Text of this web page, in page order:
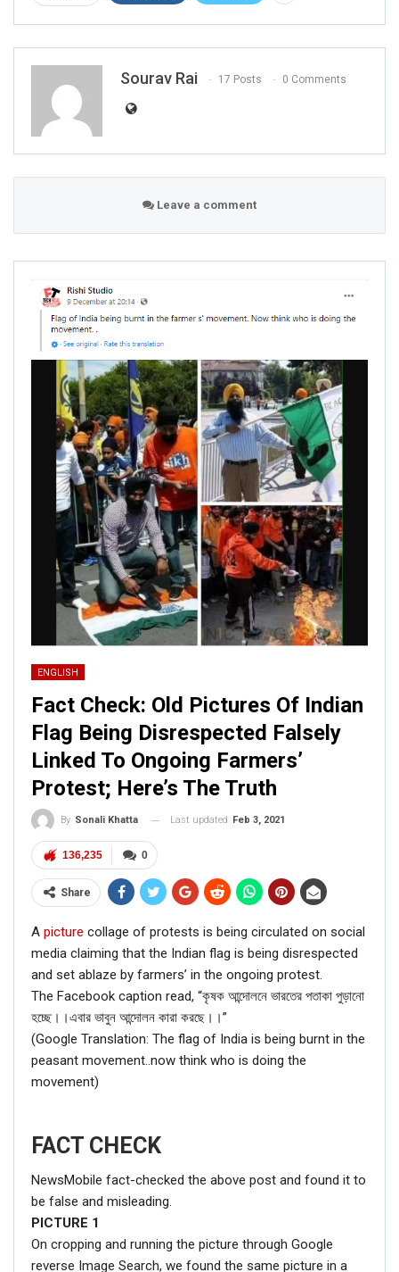
Sourav Rai 17 Posts 0 Comments
Leave a comment
ENGLISH
Fact Check: Old Pictures Of Indian
Flag Being Disrespected Falsely
Linked To Ongoing Farmers’
Protest; Here’s The Truth
By Sonali Khatta Last updated Feb 3, 2021
0
136,235
Share
A picture collage of protests is being circulated on social
media claiming that the Indian flag is being disrespected
and set ablaze by farmers’ in the ongoing protest.
The Facebook caption read, “কৃষক আন্দোলনে ভারতের পতাকা পুড়ানো
হচ্ছে।।এবার ভাবুন আন্দোলন কারা করছে।।”
(Google Translation: The flag of India is being burnt in the
peasant movement..now think who is doing the
movement)
FACT CHECK
NewsMobile fact-checked the above post and found it to
be false and misleading.
PICTURE 1
On cropping and running the picture through Google
reverse Image Search, we found the same picture in a